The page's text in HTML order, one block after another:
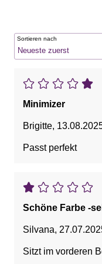
Sortieren nach
Minimizer
Brigitte,
Passt perfekt
Schöne Farbe -
Silvana,
Sitzt im vorderen